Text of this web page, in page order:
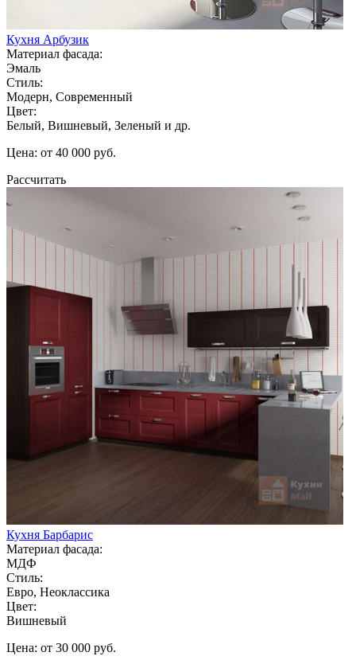
Кухня Арбузик
Материал фасада:
Эмаль
Стиль:
Модерн, Современный
Цвет:
Белый, Вишневый, Зеленый и др.
Цена: от 40 000 руб.
Рассчитать
Кухня Барбарис
Материал фасада:
МДФ
Стиль:
Евро, Неоклассика
Цвет:
Вишневый
Цена: от 30 000 руб.